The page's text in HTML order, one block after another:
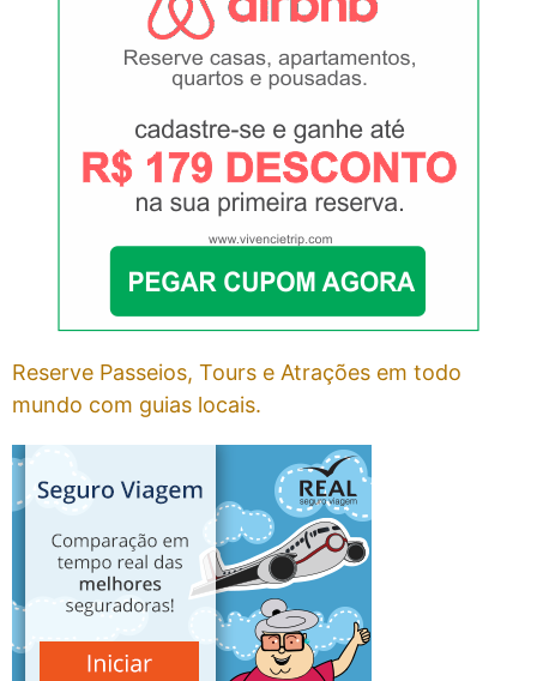
Reserve Passeios, Tours e Atrações em todo
mundo com guias locais.